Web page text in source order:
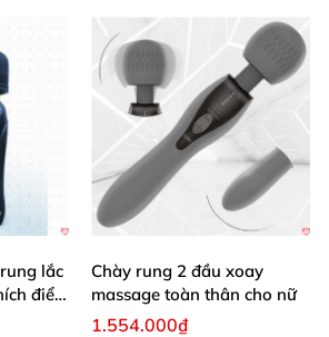
lắc
điểm
Chày rung 2 đầu xoay
massage toàn thân cho nữ
1.554.000₫